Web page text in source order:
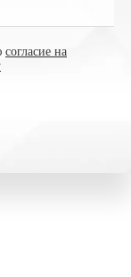
согласие на